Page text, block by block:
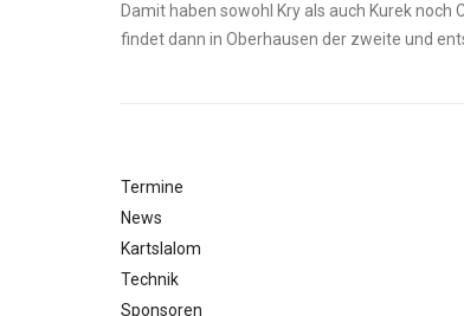
Damit haben sowohl Kry als auch Kurek
findet dann in Oberhausen der zweite und
Termine
News
Kartslalom
Technik
Sponsoren